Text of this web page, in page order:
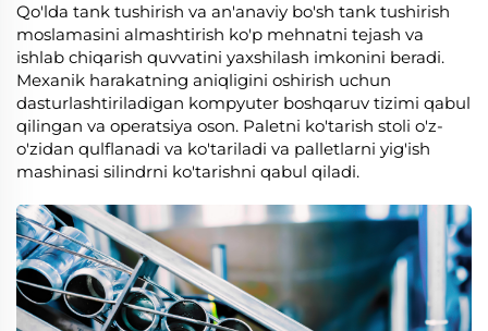
Qo'lda tank tushirish va an'anaviy bo'sh tank tushirish
moslamasini almashtirish ko'p mehnatni tejash va
ishlab chiqarish quvvatini yaxshilash imkonini beradi.
Mexanik harakatning aniqligini oshirish uchun
dasturlashtiriladigan kompyuter boshqaruv tizimi qabul
qilingan va operatsiya oson. Paletni ko'tarish stoli o'z-
o'zidan qulflanadi va ko'tariladi va palletlarni yig'ish
mashinasi silindrni ko'tarishni qabul qiladi.